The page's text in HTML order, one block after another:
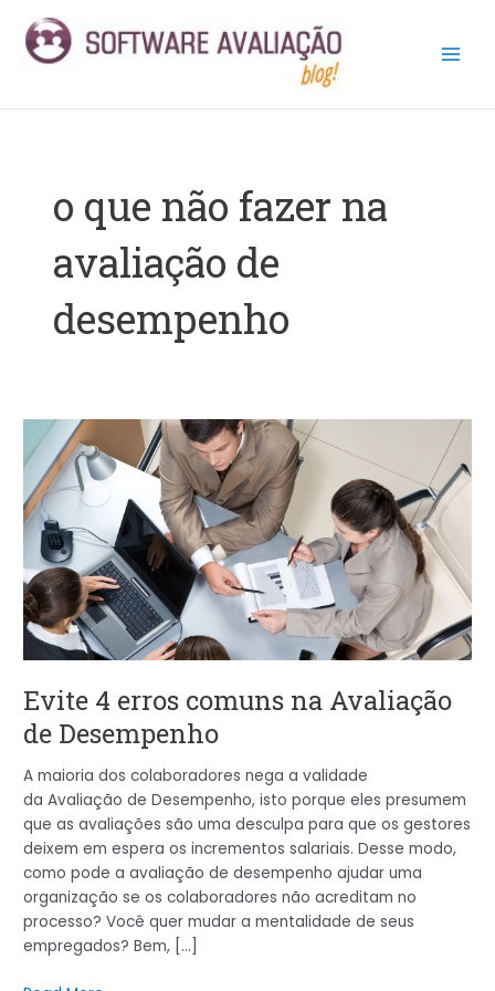
para
o que não fazer na
avaliação de
desempenho
Evite 4 erros comuns na Avaliação
de Desempenho
A maioria dos colaboradores nega a validade
da Avaliação de Desempenho, isto porque eles presumem
que as avaliações são uma desculpa para que os gestores
deixem em espera os incrementos salariais. Desse modo,
como pode a avaliação de desempenho ajudar uma
organização se os colaboradores não acreditam no
processo? Você quer mudar a mentalidade de seus
empregados? Bem, […]
Evite
4
erros
comuns
na
Avaliação
de
Desempenho